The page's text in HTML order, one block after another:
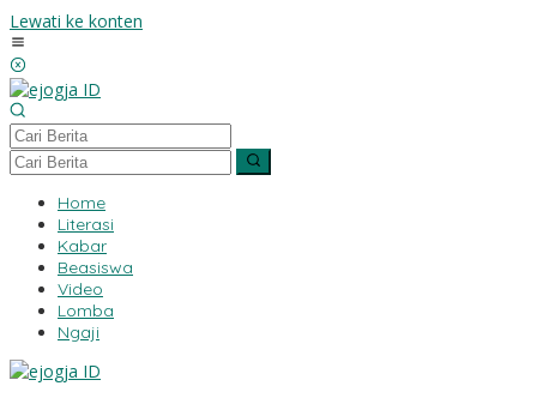
Lewati ke konten
Home
Literasi
Kabar
Beasiswa
Video
Lomba
Ngaji